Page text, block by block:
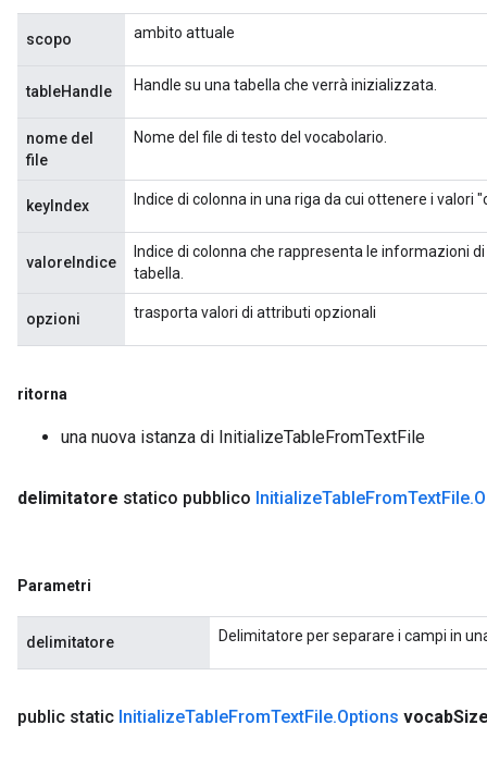
scopo ambito attuale
tableHandle Handle su una tabella che verrà inizializzata.
nome del
file
Nome del file di testo del vocabolario.
keyIndex Indice di colonna in una riga da cui ottenere i valori
valoreIndice
Indice di colonna che rappresenta le informazioni
tabella.
opzioni trasporta valori di attributi opzionali
ritorna
una nuova istanza di InitializeTableFromTextFile
delimitatore statico pubblico InitializeTableFromTextFile.
Parametri
delimitatore Delimitatore per separare i campi in
public static InitializeTableFromTextFile.Options vocab